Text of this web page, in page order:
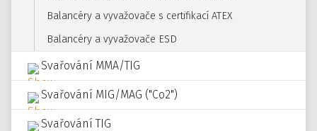
Balancéry a vyvažovače s certifikací ATEX
Balancéry a vyvažovače ESD
Svařování MMA/TIG
Svařování MIG/MAG ("Co2")
Svařování TIG